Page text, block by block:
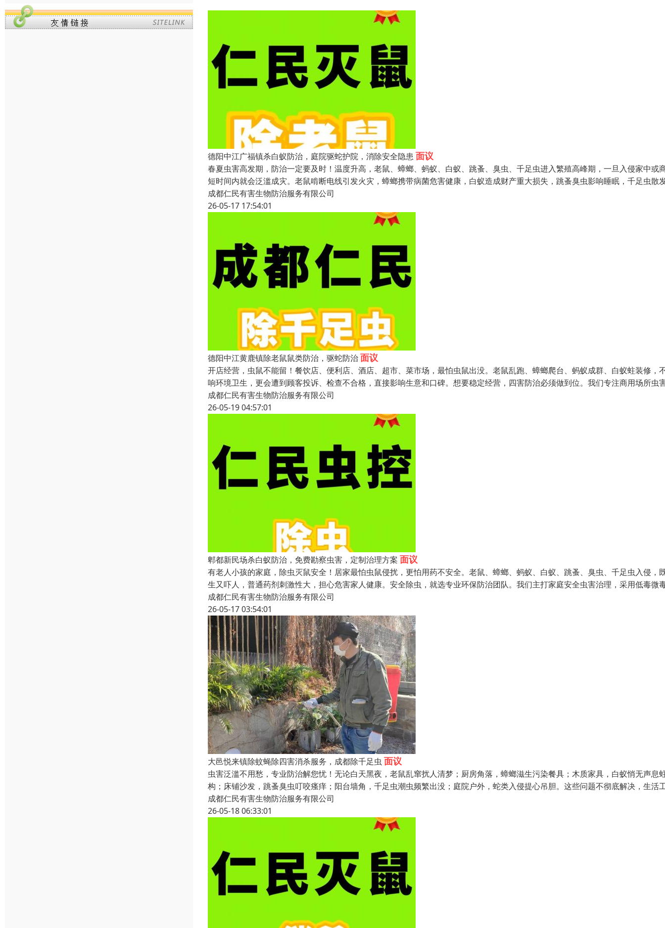
德阳中江广福镇杀白蚁防治，庭院驱蛇护院，消除安全隐患 面议
春夏虫害高发期，防治一定要及时！温度升高，老鼠、蟑螂、蚂蚁、白蚁、跳蚤、臭虫、千足虫进入繁殖高峰期，一旦入侵家中或
短时间内就会泛滥成灾。老鼠啃断电线引发火灾，蟑螂携带病菌危害健康，白蚁造成财产重大损失，跳蚤臭虫影响睡眠，千足虫散
成都仁民有害生物防治服务有限公司
26-05-17 17:54:01
德阳中江黄鹿镇除老鼠鼠类防治，驱蛇防治面议
开店经营，虫鼠不能留！餐饮店、便利店、酒店、超市、菜市场，最怕虫鼠出没。老鼠乱跑、蟑螂爬台、蚂蚁成群、白蚁蛀装修，
响环境卫生，更会遭到顾客投诉、检查不合格，直接影响生意和口碑。想要稳定经营，四害防治必须做到位。我们专注商用场所虫
成都仁民有害生物防治服务有限公司
26-05-19 04:57:01
郫都新民场杀白蚁防治，免费勘察虫害，定制治理方案 面议
有老人小孩的家庭，除虫灭鼠安全！居家最怕虫鼠侵扰，更怕用药不安全。老鼠、蟑螂、蚂蚁、白蚁、跳蚤、臭虫、千足虫入侵，
生又吓人，普通药剂刺激性大，担心危害家人健康。安全除虫，就选专业环保防治团队。我们主打家庭安全虫害治理，采用低毒微
成都仁民有害生物防治服务有限公司
26-05-17 03:54:01
大邑悦来镇除蚊蝇除四害消杀服务，成都除千足虫 面议
虫害泛滥不用愁，专业防治解您忧！无论白天黑夜，老鼠乱窜扰人清梦；厨房角落，蟑螂滋生污染餐具；木质家具，白蚁悄无声息
构；床铺沙发，跳蚤臭虫叮咬瘙痒；阳台墙角，千足虫潮虫频繁出没；庭院户外，蛇类入侵提心吊胆。这些问题不彻底解决，生活
成都仁民有害生物防治服务有限公司
26-05-18 06:33:01